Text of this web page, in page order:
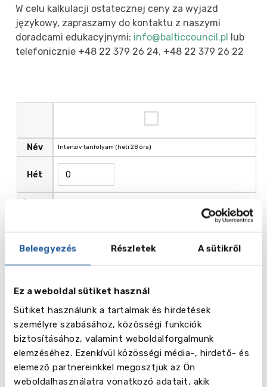
Beleegyezés Részletek A sütikről
Ez a weboldal sütiket használ
Sütiket használunk a tartalmak és hirdetések
személyre szabásához, közösségi funkciók
biztosításához, valamint weboldalforgalmunk
elemzéséhez. Ezenkívül közösségi média-, hirdető- és
elemező partnereinkkel megosztjuk az Ön
weboldalhasználatra vonatkozó adatait, akik
W celu kalkulacji ostatecznej ceny za wyjazd
językowy, zapraszamy do kontaktu z naszymi
doradcami edukacyjnymi: info@balticcouncil.pl lub
telefonicznie +48 22 379 26 24, +48 22 379 26 22
Név
Hét
Intenzív tanfolyam (heti 28 óra)
Név IELTS vizsgafelkészítő tanfolyam (heti 28 óra)
450.00